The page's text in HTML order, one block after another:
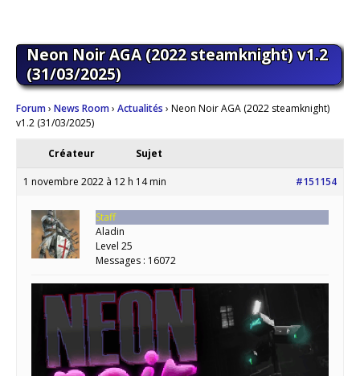
Neon Noir AGA (2022 steamknight) v1.2
(31/03/2025)
Forum› News Room› Actualités › Neon Noir AGA (2022 steamknight)
v1.2 (31/03/2025)
Créateur Sujet
1 novembre 2022 à 12 h 14 min #151154
Staff
Aladin
Level 25
Messages : 16072